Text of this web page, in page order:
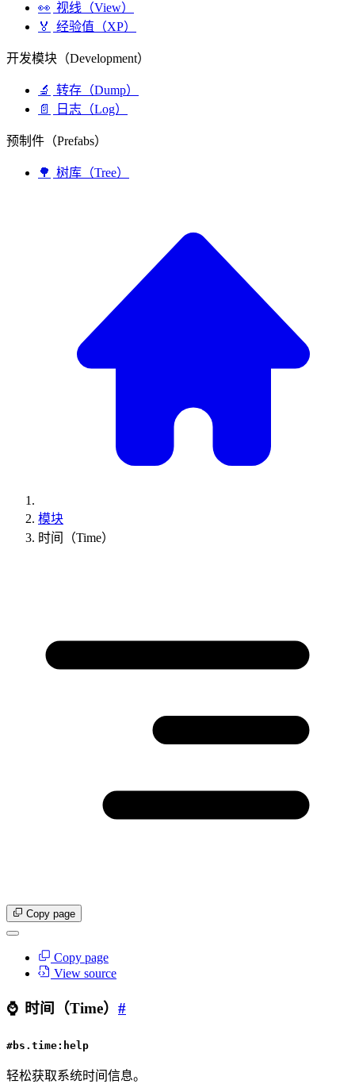
👀 视线（View）
🏅
经验值（XP）
开发模块（Development）
🔬
转存（Dump）
📄
日志（Log）
预制件（Prefabs）
🌳 树库（Tree）
模块
时间（Time）
Copy page
Copy page
View source
⌚ 时间（Time） #
#bs.time:help
轻松获取系统时间信息。